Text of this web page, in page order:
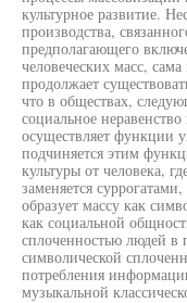
культурное развитие.
производства,
предполагающего
человеческих масс,
продолжает
что в обществах,
социальное
осуществляет функции
подчиняется этим
культуры от человека,
заменяется
образует массу как
как социальной
сплоченностью людей в
символической
потребления
музыкальной